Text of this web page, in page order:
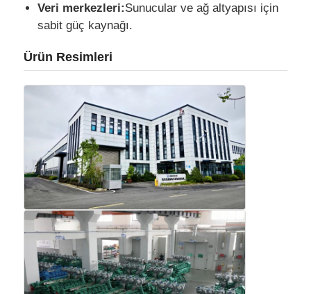
Veri merkezleri:Sunucular ve ağ altyapısı için
sabit güç kaynağı.
Ürün Resimleri